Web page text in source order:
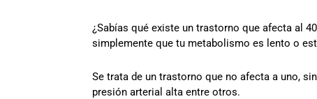
¿Sabías qué existe un trastorno que afecta al
simplemente que tu metabolismo es lento o
Se trata de un trastorno que no afecta a uno,
presión arterial alta entre otros.